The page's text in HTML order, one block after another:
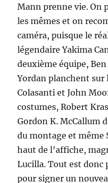
Mann prenne vie. On
les mêmes et on
caméra, puisque le
légendaire Yakima
deuxième équipe,
Yordan planchent sur
Colasanti et John
costumes, Robert
Gordon K. McCallum
du montage et même
haut de l’affiche,
Lucilla. Tout est donc
pour signer un